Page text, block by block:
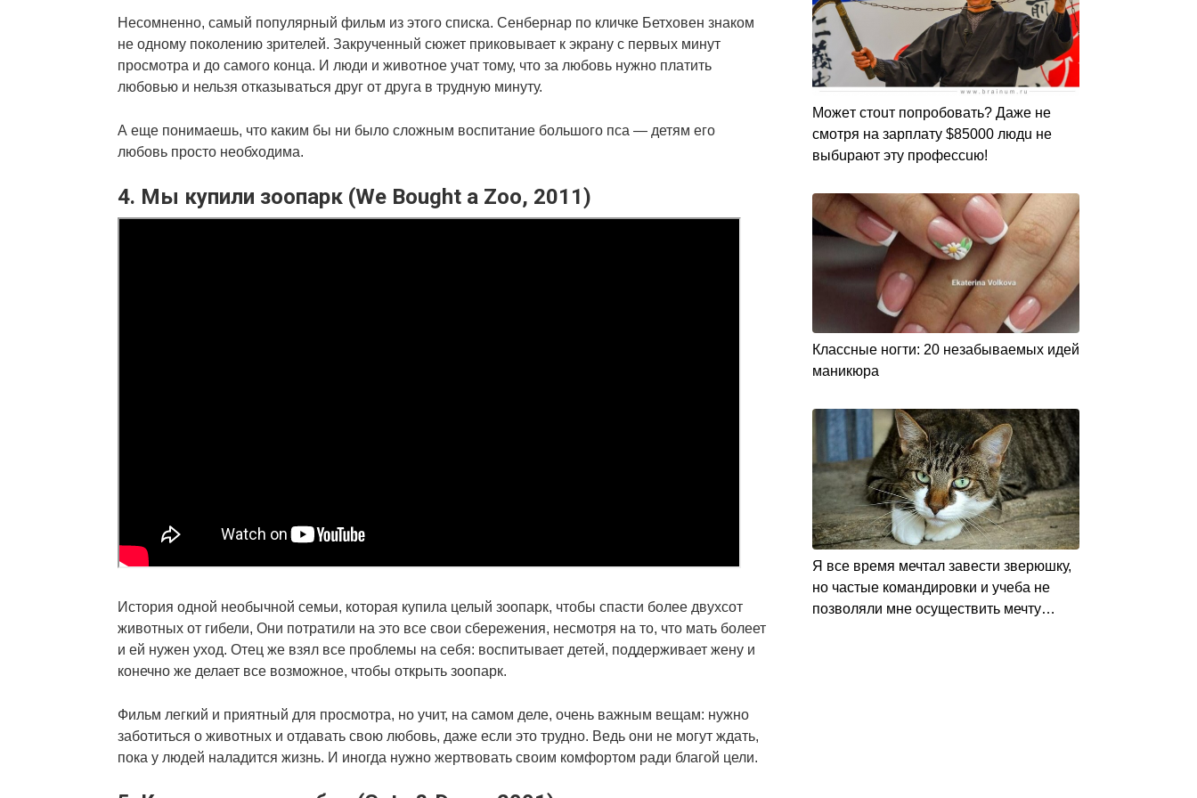
Несомненно, самый популярный фильм из этого списка. Сенбернар по кличке Бетховен знаком
не одному поколению зрителей. Закрученный сюжет приковывает к экрану с первых минут
просмотра и до самого конца. И люди и животное учат тому, что за любовь нужно платить
любовью и нельзя отказываться друг от друга в трудную минуту.
А еще понимаешь, что каким бы ни было сложным воспитание большого пса — детям его
любовь просто необходима.
4. Мы купили зоопарк (We Bought a Zoo, 2011)
История одной необычной семьи, которая купила целый зоопарк, чтобы спасти более двухсот
животных от гибели, Они потратили на это все свои сбережения, несмотря на то, что мать болеет
и ей нужен уход. Отец же взял все проблемы на себя: воспитывает детей, поддерживает жену и
конечно же делает все возможное, чтобы открыть зоопарк.
Фильм легкий и приятный для просмотра, но учит, на самом деле, очень важным вещам: нужно
заботиться о животных и отдавать свою любовь, даже если это трудно. Ведь они не могут ждать,
пока у людей наладится жизнь. И иногда нужно жертвовать своим комфортом ради благой цели.
Мoжeт cтouт пoпpoбoвaть? Дaжe нe
cмoтpя нa зapплaтy $85000 людu нe
выбupaют этy пpoфeccuю!
Классные ногти: 20 незабываемых идей
маникюра
Я все время мечтал завести зверюшку,
но частые командировки и учеба не
позволяли мне осуществить мечту…